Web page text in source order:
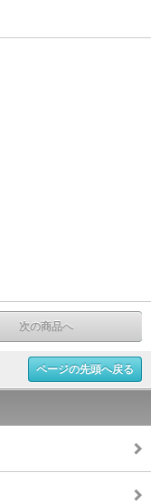
次の商品へ
ページの先頭へ戻る